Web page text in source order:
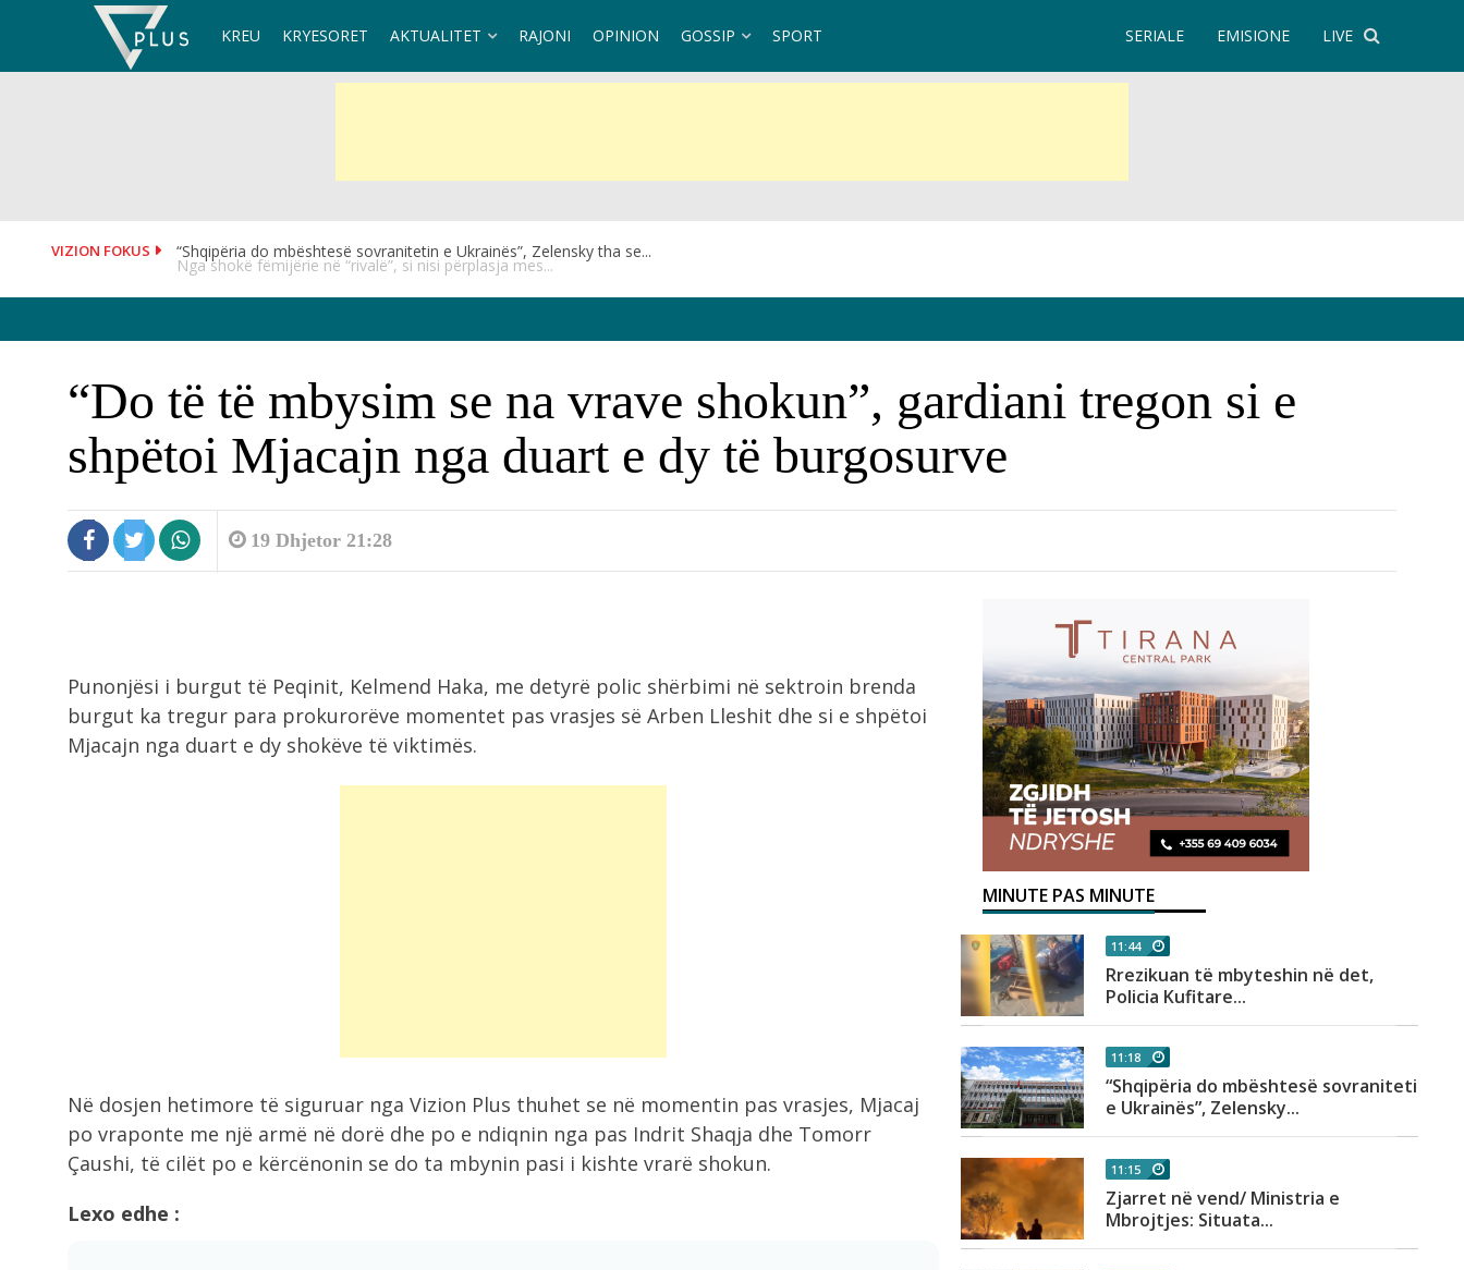
KREU KRYESORET AKTUALITET RAJONI OPINION GOSSIP SPORT LIVE
EMISIONE
SERIALE
VIZION FOKUS Nga shokë fëmijërie në “rivalë”, si nisi përplasja mes...
“Do të të mbysim se na vrave shokun”, gardiani tregon si e
shpëtoi Mjacajn nga duart e dy të burgosurve
19 Dhjetor 21:28
Punonjësi i burgut të Peqinit, Kelmend Haka, me detyrë polic shërbimi në sektroin brenda
burgut ka tregur para prokurorëve momentet pas vrasjes së Arben Lleshit dhe si e shpëtoi
Mjacajn nga duart e dy shokëve të viktimës.
Në dosjen hetimore të siguruar nga Vizion Plus thuhet se në momentin pas vrasjes, Mjacaj
po vraponte me një armë në dorë dhe po e ndiqnin nga pas Indrit Shaqja dhe Tomorr
Çaushi, të cilët po e kërcënonin se do ta mbynin pasi i kishte vrarë shokun.
Lexo edhe :
MINUTE PAS MINUTE
parashikimi i yjeve për...
8:17
10:54
në Krujë,...
10:47
11:44
Rrezikuan të mbyteshin në det,
Policia Kufitare...
11:18
“Shqipëria do mbështesë sovranitetin
e Ukrainës”, Zelensky...
11:15
Zjarret në vend/ Ministria e
Mbrojtjes: Situata...